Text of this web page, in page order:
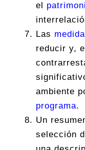
el
Las
reducir y,
ambiente
programa.
Un
selección